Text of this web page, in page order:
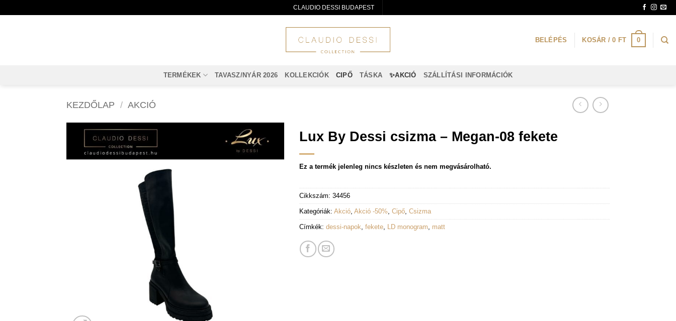
CLAUDIO DESSI BUDAPEST
BELÉPÉS KOSÁR /0 FT 0
TERMÉKEK TAVASZ/NYÁR 2026 KOLLEKCIÓK CIPŐ TÁSKA ✨AKCIÓ SZÁLLÍTÁSI INFORMÁCIÓK
KEZDŐLAP / AKCIÓ
Lux By Dessi csizma – Megan-08 fekete
Ez a termék jelenleg nincs készleten és nem megvásárolható.
Cikkszám: 34456
Kategóriák: Akció, Akció -50% Cipő, Csizma
Címkék: dessi-napok fekete, LD monogram matt